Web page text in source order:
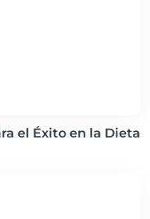
el Éxito en la Dieta